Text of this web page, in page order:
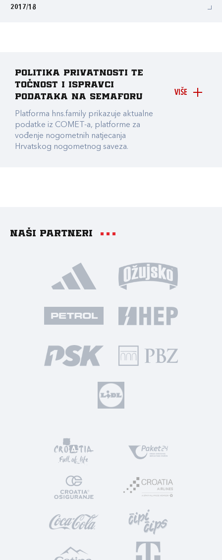
2017/18
VIŠE
Politika privatnosti te
točnost i ispravci
podataka na Semaforu
Platforma hns.family prikazuje aktualne
podatke iz COMET-a, platforme za
vođenje nogometnih natjecanja
Hrvatskog nogometnog saveza.
Naši partneri